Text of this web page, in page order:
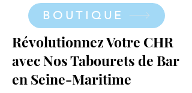
BOUTIQUE
Révolutionnez Votre CHR
avec Nos Tabourets de Bar
en Seine-Maritime